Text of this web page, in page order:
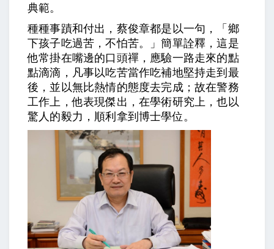
典範。
種種事蹟和付出，蔡俊章都是以一句，「鄉
下孩子吃過苦，不怕苦。」簡單詮釋，這是
他常掛在嘴邊的口頭禪，應驗一路走來的點
點滴滴，凡事以吃苦當作吃補地堅持走到最
後，並以無比熱情的態度去完成；故在警務
工作上，他表現傑出，在學術研究上，也以
驚人的毅力，順利拿到博士學位。